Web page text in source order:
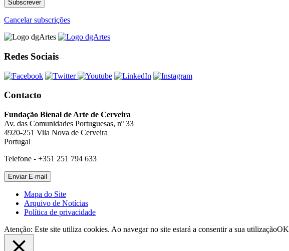
Cancelar subscrições
Redes Sociais
Contacto
Fundação Bienal de Arte de Cerveira
Av. das Comunidades Portuguesas, nº 33
4920-251 Vila Nova de Cerveira
Portugal
Telefone - +351 251 794 633
Mapa do Site
Arquivo de Notícias
Política de privacidade
Atenção: Este site utiliza cookies. Ao navegar no site estará a consentir a sua utilizaçãoOK